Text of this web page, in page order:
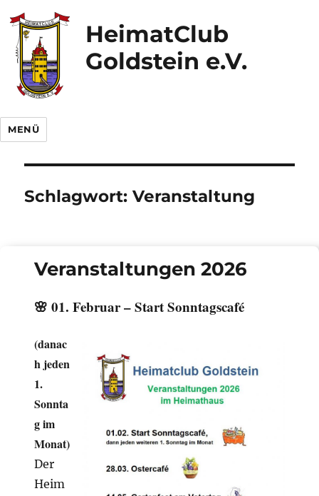
HeimatClub
Goldstein e.V.
MENÜ
Schlagwort:Veranstaltung
Veranstaltungen 2026
🌸 01. Februar – Start Sonntagscafé
(danac
h jeden
1.
Sonnta
g im
Monat)
Der
Heim